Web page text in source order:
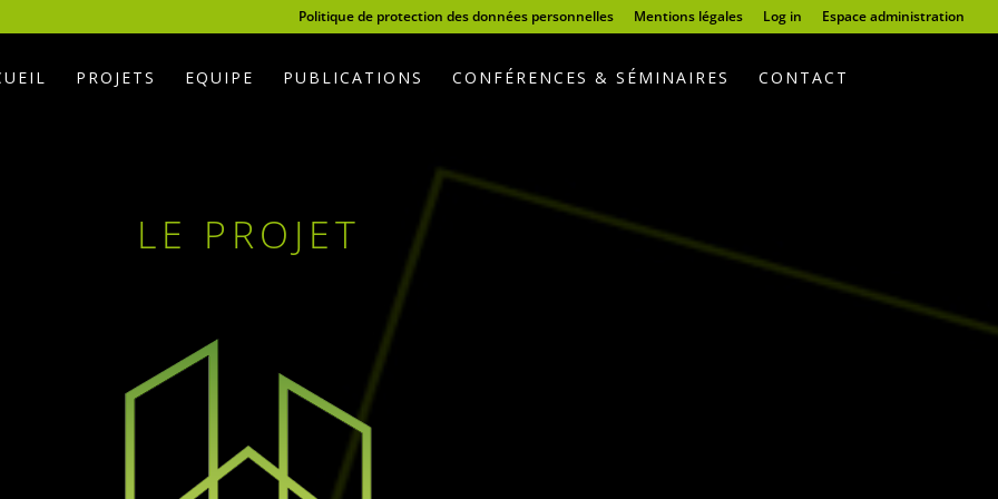
Politique de protection des données personnelles Mentions légales Log in Espace administration
PROJETS EQUIPE PUBLICATIONS CONFÉRENCES & SÉMINAIRES CONTACT
LE PROJET